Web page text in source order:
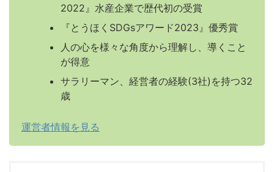
2022』水産企業で歴代初の受賞
『とうほくSDGsアワード2023』優秀賞
人の心を様々な角度から理解し、導くこと
が得意
サラリーマン、経営者の経験(3社)を持つ32
歳
運営者情報を見る